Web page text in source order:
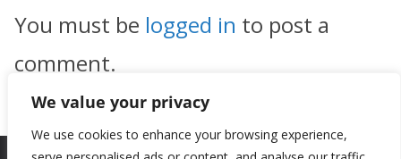
We value your privacy
We use cookies to enhance your browsing experience,
You must be logged in to post a
comment.